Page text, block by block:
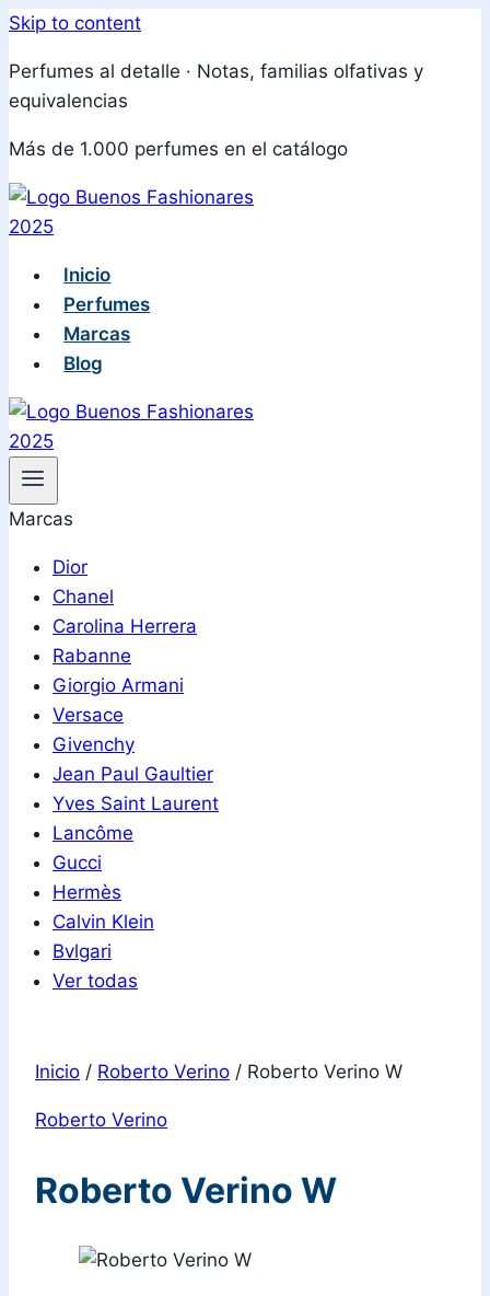
Skip to content
Perfumes al detalle · Notas, familias olfativas y
equivalencias
Más de 1.000 perfumes en el catálogo
Inicio
Perfumes
Marcas
Blog
Marcas
Dior
Chanel
Carolina Herrera
Rabanne
Giorgio Armani
Versace
Givenchy
Jean Paul Gaultier
Yves Saint Laurent
Lancôme
Gucci
Hermès
Calvin Klein
Bvlgari
Ver todas
Inicio / Roberto Verino / Roberto Verino W
Roberto Verino
Roberto Verino W